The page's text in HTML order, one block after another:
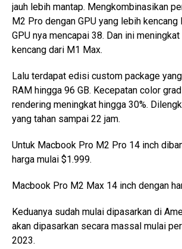
jauh lebih mantap. Mengkombinasikan
M2 Pro dengan GPU yang lebih kencang
GPU nya mencapai 38. Dan ini
kencang dari M1 Max.
Lalu terdapat edisi custom package
RAM hingga 96 GB. Kecepatan color
rendering meningkat hingga 30%.
yang tahan sampai 22 jam.
Untuk Macbook Pro M2 Pro 14 inch
harga mulai $1.999.
Macbook Pro M2 Max 14 inch dengan
Keduanya sudah mulai dipasarkan di
akan dipasarkan secara massal mulai
2023.